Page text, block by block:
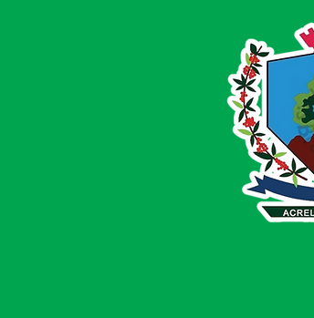
Parabéns,
conquistas e